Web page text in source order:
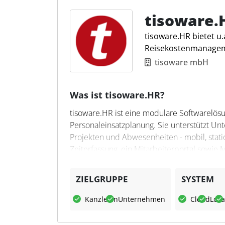
tisoware.HR bietet
tisoware mbH
Was ist tisoware.HR?
tisoware.HR ist eine modulare
Personaleinsatzplanung. Sie unterstützt
Projekten und Abwesenheiten - mobil,
Zeiterfassung, ein Mitarbeiterportal sowie
elektronische
Was kann tisoware.HR?
ZIELGRUPPE
KanzleienUnternehmen
SYSTEM
Cloud